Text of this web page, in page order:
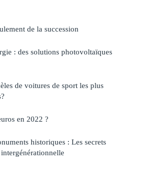
de la succession
: des solutions photovoltaïques
de voitures de sport les plus
en 2022 ?
historiques : Les secrets